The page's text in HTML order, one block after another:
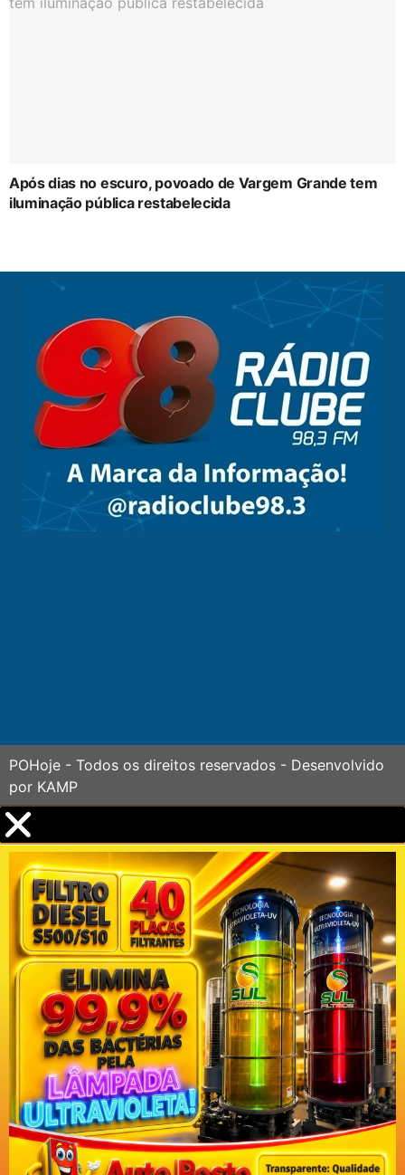
Após dias no escuro, povoado de Vargem Grande tem
iluminação pública restabelecida
POHoje - Todos os direitos reservados - Desenvolvido
por KAMP